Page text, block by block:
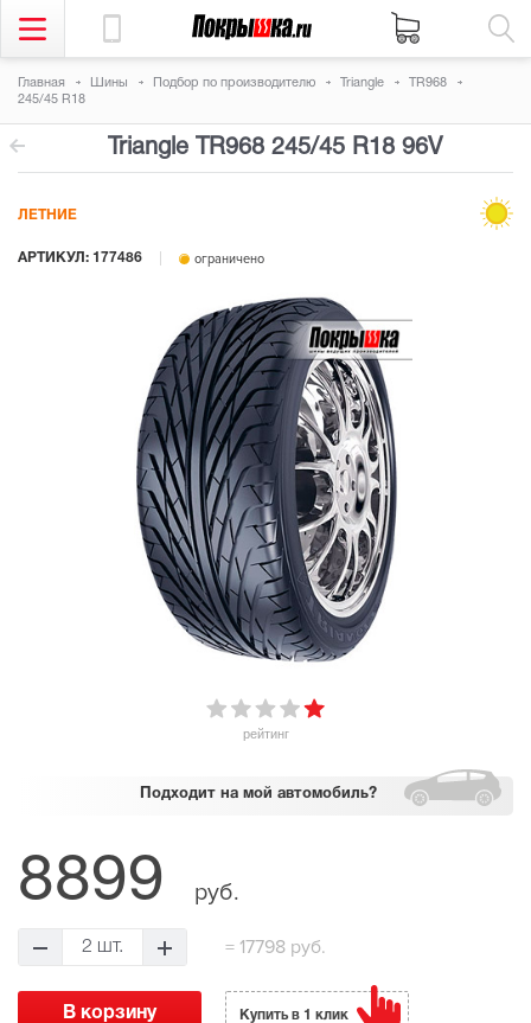
Главная Шины Подбор по производителю Triangle
TR968
245/45 R18
Triangle TR968 245/45 R18 96V
рейтинг
АРТИКУЛ: 177486 ограничено
ЛЕТНИЕ
Подходит на мой автомобиль?
8899 руб.
2 шт. = 17798 руб.
Купить в 1 клик